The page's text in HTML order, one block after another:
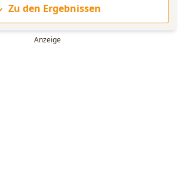
Zu den Ergebnissen